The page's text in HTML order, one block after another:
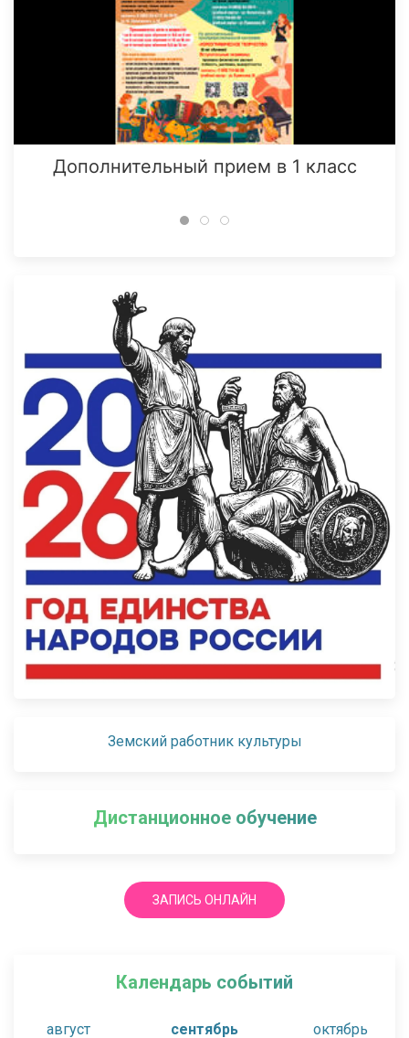
Дополнительный прием в 1 класс
Земский работник культуры
Дистанционное обучение
ЗАПИСЬ ОНЛАЙН
Календарь событий
август сентябрь октябрь